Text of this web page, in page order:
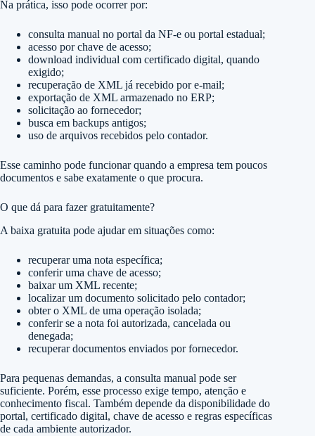
Na prática, isso pode ocorrer por:
consulta manual no portal da NF-e ou portal estadual;
acesso por chave de acesso;
download individual com certificado digital, quando
exigido;
recuperação de XML já recebido por e-mail;
exportação de XML armazenado no ERP;
solicitação ao fornecedor;
busca em backups antigos;
uso de arquivos recebidos pelo contador.
Esse caminho pode funcionar quando a empresa tem poucos
documentos e sabe exatamente o que procura.
O que dá para fazer gratuitamente?
A baixa gratuita pode ajudar em situações como:
recuperar uma nota específica;
conferir uma chave de acesso;
baixar um XML recente;
localizar um documento solicitado pelo contador;
obter o XML de uma operação isolada;
conferir se a nota foi autorizada, cancelada ou
denegada;
recuperar documentos enviados por fornecedor.
Para pequenas demandas, a consulta manual pode ser
suficiente. Porém, esse processo exige tempo, atenção e
conhecimento fiscal. Também depende da disponibilidade do
portal, certificado digital, chave de acesso e regras específicas
de cada ambiente autorizador.